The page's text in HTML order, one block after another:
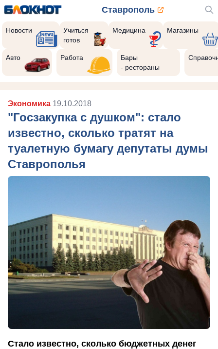
Ставрополь
Новости
Учиться
готов
Медицина Магазины
Авто Работа
Бары
- рестораны
Экономика 19.10.2018
"Госзакупка с душком": стало
известно, сколько тратят на
туалетную бумагу депутаты думы
Ставрополья
Стало известно, сколько бюджетных денег